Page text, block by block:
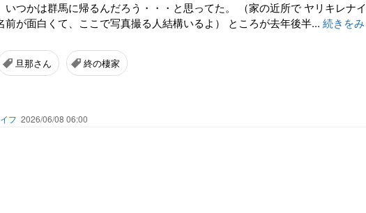
いつかは群馬に帰るんだろう・・・と思ってた。 （家の近所で ヤリキレナイ
前が面白くて、ここで写真撮る人結構いるよ） ところが去年後半... 続きをみ
旦那さん 終の棲家
フ 2026/06/08 06:00